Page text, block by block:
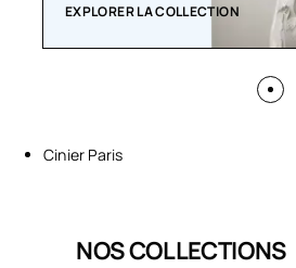
EXPLORER LA COLLECTION
Cinier Paris
NOS COLLECTIONS